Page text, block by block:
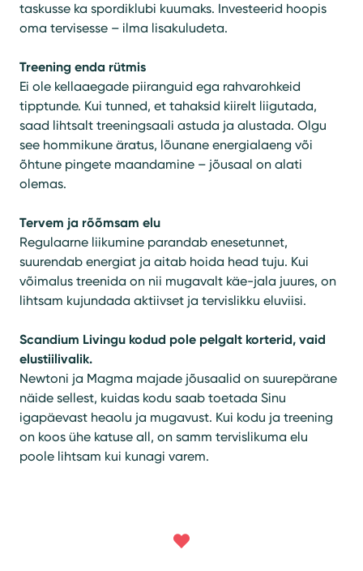
taskusse ka spordiklubi kuumaks. Investeerid hoopis
oma tervisesse – ilma lisakuludeta.
Treening enda rütmis
Ei ole kellaaegade piiranguid ega rahvarohkeid
tipptunde. Kui tunned, et tahaksid kiirelt liigutada,
saad lihtsalt treeningsaali astuda ja alustada. Olgu
see hommikune äratus, lõunane energialaeng või
õhtune pingete maandamine – jõusaal on alati
olemas.
Tervem ja rõõmsam elu
Regulaarne liikumine parandab enesetunnet,
suurendab energiat ja aitab hoida head tuju. Kui
võimalus treenida on nii mugavalt käe-jala juures, on
lihtsam kujundada aktiivset ja tervislikku eluviisi.
Scandium Livingu kodud pole pelgalt korterid, vaid
elustiilivalik.
Newtoni ja Magma majade jõusaalid on suurepärane
näide sellest, kuidas kodu saab toetada Sinu
igapäevast heaolu ja mugavust. Kui kodu ja treening
on koos ühe katuse all, on samm tervislikuma elu
poole lihtsam kui kunagi varem.